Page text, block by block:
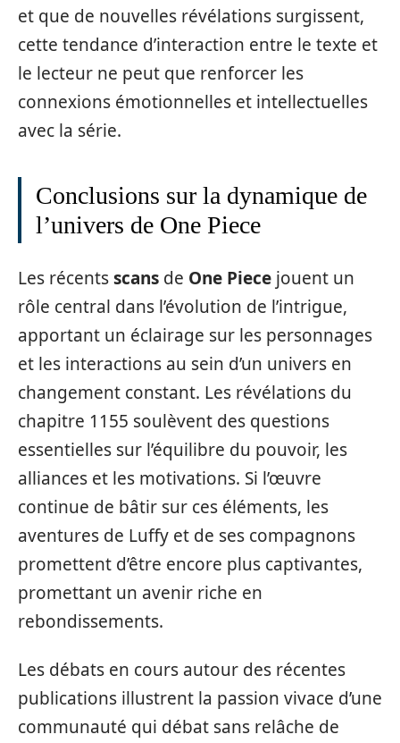
et que de nouvelles révélations surgissent,
cette tendance d’interaction entre le texte et
le lecteur ne peut que renforcer les
connexions émotionnelles et intellectuelles
avec la série.
Conclusions sur la dynamique de
l’univers de One Piece
Les récentsscans de One Piece jouent un
rôle central dans l’évolution de l’intrigue,
apportant un éclairage sur les personnages
et les interactions au sein d’un univers en
changement constant. Les révélations du
chapitre 1155 soulèvent des questions
essentielles sur l’équilibre du pouvoir, les
alliances et les motivations. Si l’œuvre
continue de bâtir sur ces éléments, les
aventures de Luffy et de ses compagnons
promettent d’être encore plus captivantes,
promettant un avenir riche en
rebondissements.
Les débats en cours autour des récentes
publications illustrent la passion vivace d’une
communauté qui débat sans relâche de